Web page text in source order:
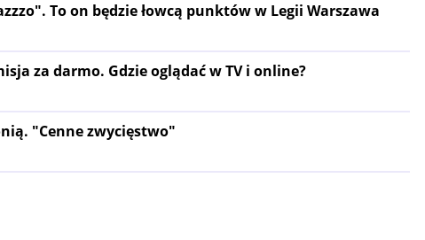
To on będzie łowcą punktów w Legii Warszawa
za darmo. Gdzie oglądać w TV i online?
"Cenne zwycięstwo"